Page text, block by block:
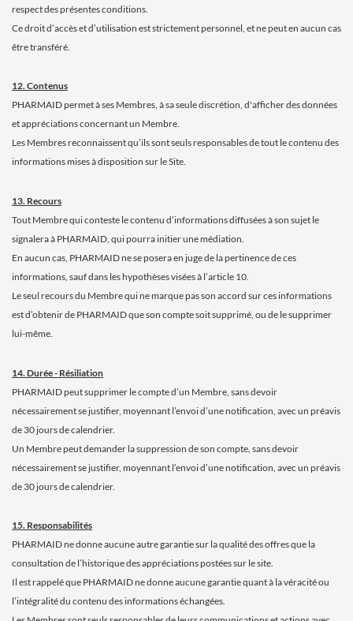
respect des présentes conditions.
Ce droit d’accès et d’utilisation est strictement personnel, et ne peut en aucun cas
être transféré.
12. Contenus
PHARMAID permet à ses Membres, à sa seule discrétion, d'afficher des données
et appréciations concernant un Membre.
Les Membres reconnaissent qu’ils sont seuls responsables de tout le contenu des
informations mises à disposition sur le Site.
13. Recours
Tout Membre qui conteste le contenu d’informations diffusées à son sujet le
signalera à PHARMAID, qui pourra initier une médiation.
En aucun cas, PHARMAID ne se posera en juge de la pertinence de ces
informations, sauf dans les hypothèses visées à l’article 10.
Le seul recours du Membre qui ne marque pas son accord sur ces informations
est d’obtenir de PHARMAID que son compte soit supprimé, ou de le supprimer
lui-même.
14. Durée - Résiliation
PHARMAID peut supprimer le compte d’un Membre, sans devoir
nécessairement se justifier, moyennant l’envoi d’une notification, avec un préavis
de 30 jours de calendrier.
Un Membre peut demander la suppression de son compte, sans devoir
nécessairement se justifier, moyennant l’envoi d’une notification, avec un préavis
de 30 jours de calendrier.
15. Responsabilités
PHARMAID ne donne aucune autre garantie sur la qualité des offres que la
consultation de l’historique des appréciations postées sur le site.
Il est rappelé que PHARMAID ne donne aucune garantie quant à la véracité ou
l’intégralité du contenu des informations échangées.